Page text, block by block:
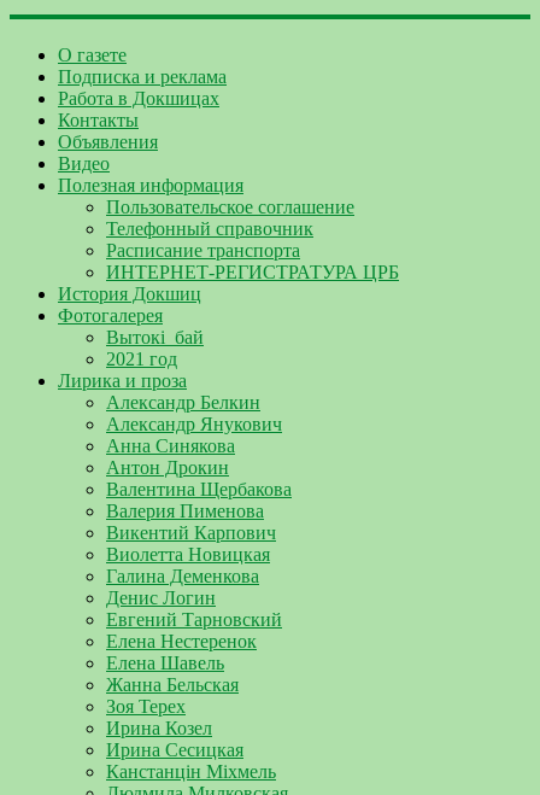
О газете
Подписка и реклама
Работа в Докшицах
Контакты
Объявления
Видео
Полезная информация
Пользовательское соглашение
Телефонный справочник
Расписание транспорта
ИНТЕРНЕТ-РЕГИСТРАТУРА ЦРБ
История Докшиц
Фотогалерея
Вытокі_бай
2021 год
Лирика и проза
Александр Белкин
Александр Янукович
Анна Синякова
Антон Дрокин
Валентина Щербакова
Валерия Пименова
Викентий Карпович
Виолетта Новицкая
Галина Деменкова
Денис Логин
Евгений Тарновский
Елена Нестеренок
Елена Шавель
Жанна Бельская
Зоя Терех
Ирина Козел
Ирина Сесицкая
Канстанцін Міхмель